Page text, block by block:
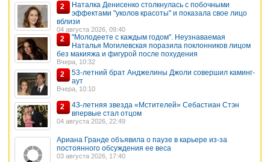
2
Наталка Денисенко столкнулась с побочными
эффектами "уколов красоты" и показала свое лицо
вблизи
04 августа 2026, 09:40
2
"Молодеете с каждым годом". Неузнаваемая
Наталья Могилевская поразила поклонников лицом
без макияжа и фигурой после похудения
Вчера, 10:32
2
53-летний брат Анджелины Джоли совершил каминг-
аут
Вчера, 10:10
2
43-летняя звезда «Мстителей» Себастиан Стэн
впервые стал отцом
04 августа 2026, 22:49
Ариана Гранде объявила о паузе в карьере из-за
постоянного обсуждения ее веса
03 августа 2026, 17:40